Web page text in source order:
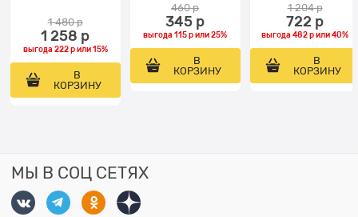
1 480 р
1 258 р
выгода 222 рили15%
В
КОРЗИНУ
460 р
345 р
выгода115 рили25%
В
КОРЗИНУ
1 204 р
722 р
выгода482 рили40%
В
КОРЗИНУ
МЫ В СОЦ СЕТЯХ